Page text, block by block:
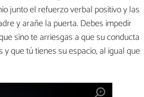
junto el refuerzo verbal positivo y las
y arañe la puerta. Debes impedir
sino te arriesgas a que su conducta
que tú tienes su espacio, al igual que